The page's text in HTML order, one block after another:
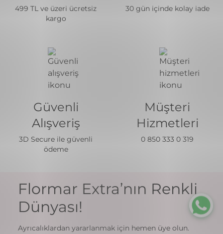
499 TL ve üzeri ücretsiz
kargo
30 gün içinde kolay iade
Güvenli
Alışveriş
3D Secure ile güvenli
ödeme
Müşteri
Hizmetleri
0 850 333 0 319
Flormar Extra’nın Renkli
Dünyası!
Ayrıcalıklardan yararlanmak için hemen üye olun.